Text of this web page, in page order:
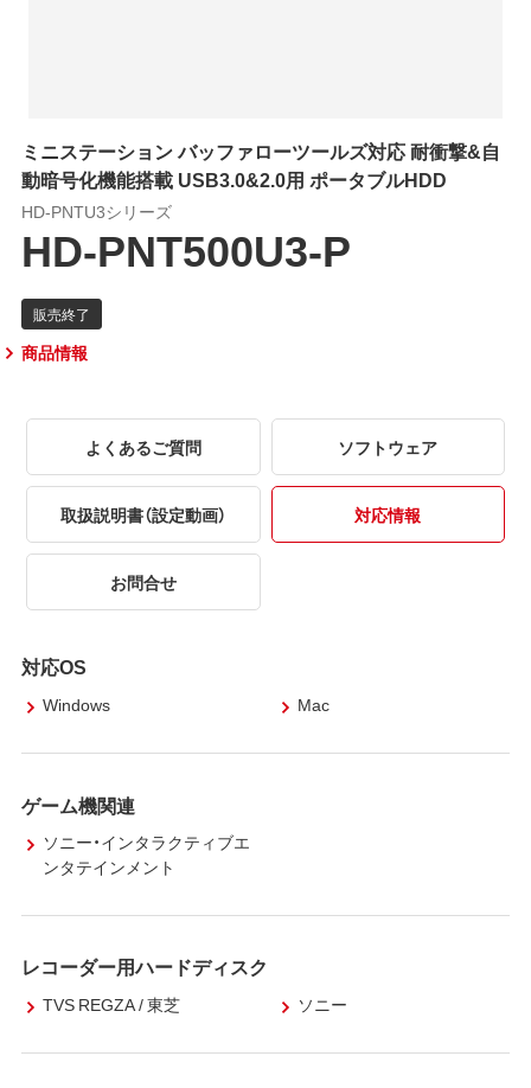
ミニステーション バッファローツールズ対応 耐衝撃&自
動暗号化機能搭載 USB3.0&2.0用 ポータブルHDD
HD-PNTU3シリーズ
HD-PNT500U3-P
商品情報
よくあるご質問 ソフトウェア
取扱説明書（設定動画） 対応情報
お問合せ
対応OS
Windows Mac
ゲーム機関連
ソニー・インタラクティブエ
ンタテインメント
レコーダー用ハードディスク
TVS REGZA / 東芝 ソニー